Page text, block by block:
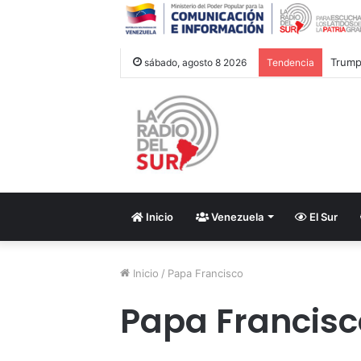
sábado, agosto 8 2026 Tendencia
Inicio Venezuela El Sur
Inicio / Papa Francisco
Papa